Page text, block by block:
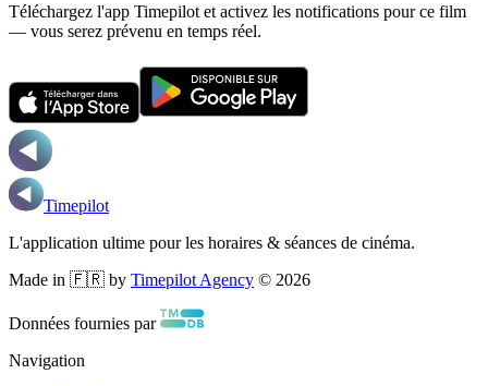
Téléchargez l'app Timepilot et activez les notifications pour ce film
— vous serez prévenu en temps réel.
Timepilot
L'application ultime pour les horaires & séances de cinéma.
Made in 🇫🇷 by Timepilot Agency © 2026
Données fournies par
Navigation